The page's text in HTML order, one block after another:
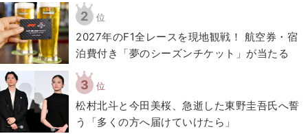
2 位
2027年のF1全レースを現地観戦！ 航空券・宿
泊費付き「夢のシーズンチケット」が当たる
3 位
松村北斗と今田美桜、急逝した東野圭吾氏へ誓
う「多くの方へ届けていけたら」